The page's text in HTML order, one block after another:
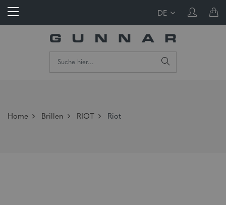
DE
Home Brillen RIOT Riot